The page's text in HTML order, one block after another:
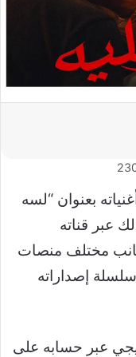
بعنوان “لسه
عبر قناته
مختلف منصات
إصداراته
عبر حسابه على